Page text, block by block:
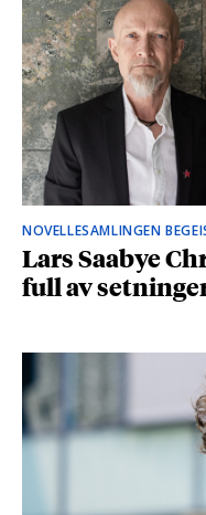
NOVELLESAMLINGEN
Lars Saabye
full av